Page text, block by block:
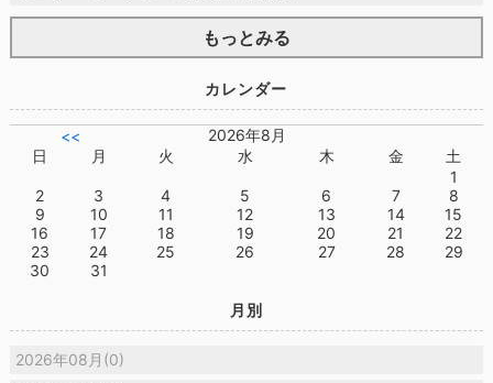
もっとみる
カレンダー
<<
2026年8月
日
月 火 水 木 金
土
1
2
3 4 5 6 7
8
9
10 11 12 13 14
15
16
17 18 19 20 21
22
23
24 25 26 27 28
29
30
31
月別
2026年08月(0)